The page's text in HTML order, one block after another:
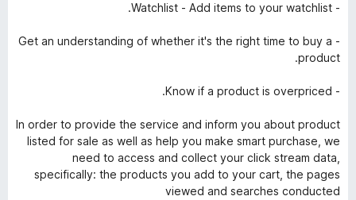
- Watchlist - Add items to your watchlist.
- Get an understanding of whether it's the right time to buy a
product.
- Know if a product is overpriced.
In order to provide the service and inform you about product
listed for sale as well as help you make smart purchase, we
need to access and collect your click stream data,
specifically: the products you add to your cart, the pages
viewed and searches conducted